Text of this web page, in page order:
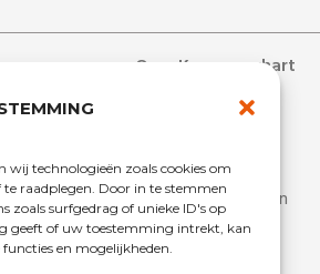
wij technologieën zoals cookies om
raadplegen. Door in te stemmen
zoals surfgedrag of unieke ID's op
geeft of uw toestemming intrekt, kan
en mogelijkheden.
Over Kennemerhart
Werken bij
Veelgestelde vragen
Begrippenlijst